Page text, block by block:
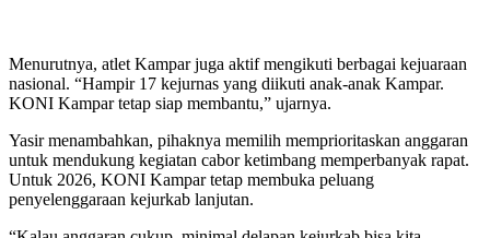
Menurutnya, atlet Kampar juga aktif mengikuti berbagai kejuaraan
nasional. “Hampir 17 kejurnas yang diikuti anak-anak Kampar.
KONI Kampar tetap siap membantu,” ujarnya.
Yasir menambahkan, pihaknya memilih memprioritaskan anggaran
untuk mendukung kegiatan cabor ketimbang memperbanyak rapat.
Untuk 2026, KONI Kampar tetap membuka peluang
penyelenggaraan kejurkab lanjutan.